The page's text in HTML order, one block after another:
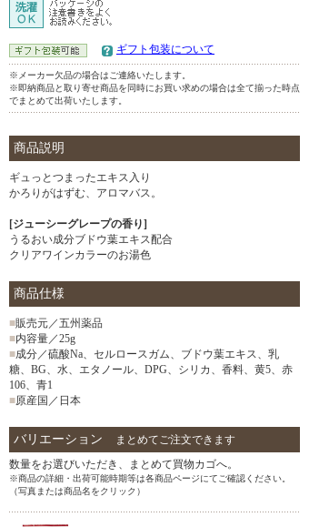
ギフト包装について
※メーカー欠品の場合はご連絡いたします。
※即納商品と取り寄せ商品を同時にお買い求めの場合は全て揃った時点
でまとめて出荷いたします。
商品説明
ギュっとつまったエキス入り
かろりがはずむ、アロマバス。
[ジューシーグレープの香り]
うるおい成分ブドウ葉エキス配合
クリアワインカラーのお湯色
商品仕様
■販売元／五州薬品
■内容量／25g
■成分／硫酸Na、セルロースガム、ブドウ葉エキス、乳
糖、BG、水、エタノール、DPG、シリカ、香料、黄5、赤
106、青1
■原産国／日本
バリエーション
まとめてご注文できます
数量をお選びいただき、まとめて買物カゴへ。
※商品の詳細・出荷可能時期等は各商品ページにてご確認ください。
（写真または商品名をクリック）